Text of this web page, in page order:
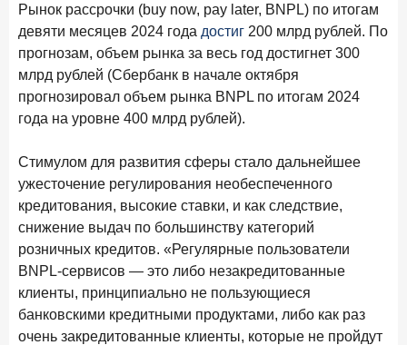
Итоги недели, наша трактовка основных событий
на банковском рынке
ПОДПИСАТЬСЯ
8 июня 2026 года ИССЛЕДОВАНИЕ
По итогам мая 2026 года объем выдач кредитов
составил 993,8 млрд руб.
4 июня 2026 года
Синергия интеллектов: будущее контакт-центров в
партнерстве человека и технологий
Рынок рассрочки (buy now, pay later, BNPL) по итогам
девяти месяцев 2024 года достиг 200 млрд рублей. По
прогнозам, объем рынка за весь год достигнет 300
млрд рублей (Сбербанк в начале октября
прогнозировал объем рынка BNPL по итогам 2024
года на уровне 400 млрд рублей).
Стимулом для развития сферы стало дальнейшее
ужесточение регулирования необеспеченного
кредитования, высокие ставки, и как следствие,
снижение выдач по большинству категорий
розничных кредитов. «Регулярные пользователи
BNPL-сервисов — это либо незакредитованные
клиенты, принципиально не пользующиеся
банковскими кредитными продуктами, либо как раз
очень закредитованные клиенты, которые не пройдут